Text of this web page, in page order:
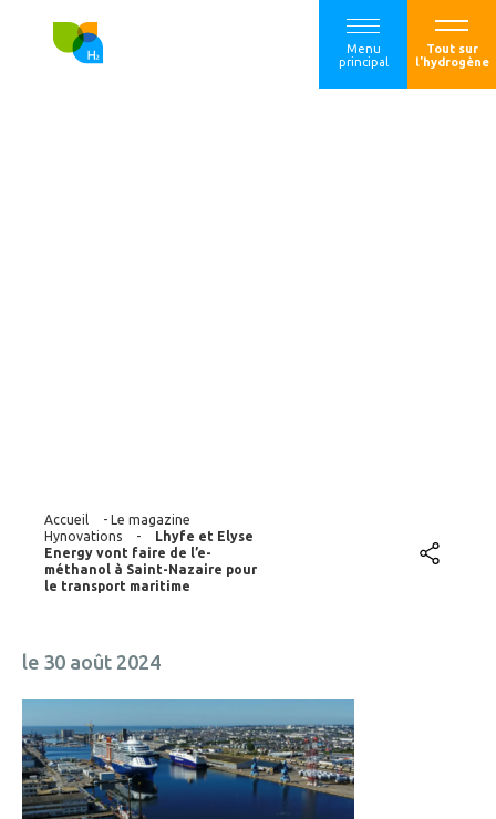
Menu
principal
Tout sur
l'hydrogène
Accueil - Le magazine
Hynovations
-
Lhyfe et Elyse
Energy vont faire de l’e-
méthanol à Saint-Nazaire pour
le transport maritime
le 30 août 2024